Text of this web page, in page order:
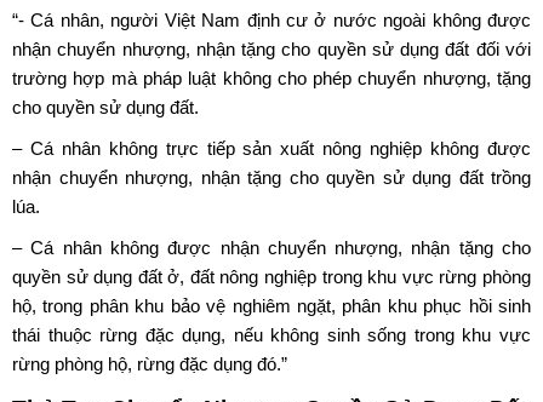
“- Cá nhân, người Việt Nam định cư ở nước ngoài không được
nhận chuyển nhượng, nhận tặng cho quyền sử dụng đất đối với
trường hợp mà pháp luật không cho phép chuyển nhượng, tặng
cho quyền sử dụng đất.
– Cá nhân không trực tiếp sản xuất nông nghiệp không được
nhận chuyển nhượng, nhận tặng cho quyền sử dụng đất trồng
lúa.
– Cá nhân không được nhận chuyển nhượng, nhận tặng cho
quyền sử dụng đất ở, đất nông nghiệp trong khu vực rừng phòng
hộ, trong phân khu bảo vệ nghiêm ngặt, phân khu phục hồi sinh
thái thuộc rừng đặc dụng, nếu không sinh sống trong khu vực
rừng phòng hộ, rừng đặc dụng đó.”